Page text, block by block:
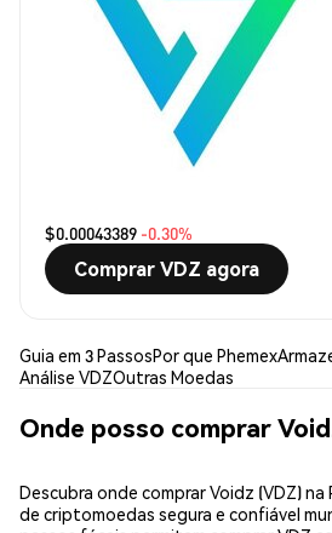
$0.00043389 -0.30%
Comprar VDZ agora
Guia em 3 PassosPor que Phemex
Análise VDZOutras Moedas
Onde posso comprar
Descubra onde comprar Voidz (VDZ) na
de criptomoedas segura e confiável